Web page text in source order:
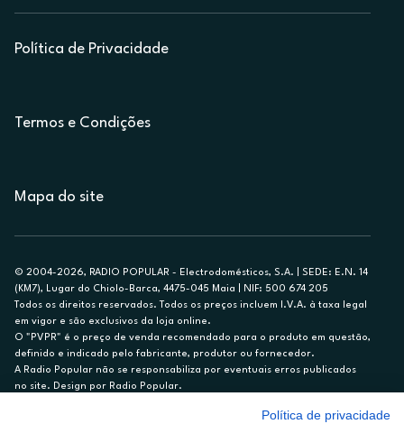
Política de Privacidade
Termos e Condições
Mapa do site
© 2004-2026, RADIO POPULAR - Electrodomésticos, S.A. | SEDE: E.N. 14
(KM7), Lugar do Chiolo-Barca, 4475-045 Maia | NIF: 500 674 205
Todos os direitos reservados. Todos os preços incluem I.V.A. à taxa legal
em vigor e são exclusivos da loja online.
O "PVPR" é o preço de venda recomendado para o produto em questão,
definido e indicado pelo fabricante, produtor ou fornecedor.
A Radio Popular não se responsabiliza por eventuais erros publicados
no site. Design por Radio Popular.
Política de privacidade